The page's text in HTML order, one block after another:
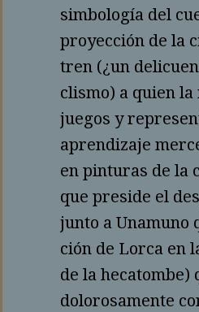
simbología del
proyección de la
tren (¿un
clismo) a quien
juegos y
aprendizaje
en pinturas de la
que preside el
junto a Unamuno
ción de Lorca en
de la
dolorosamen­te